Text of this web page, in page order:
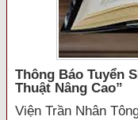
Thông Báo Tuyển
Thuật Nâng Cao”
Viện Trần Nhân